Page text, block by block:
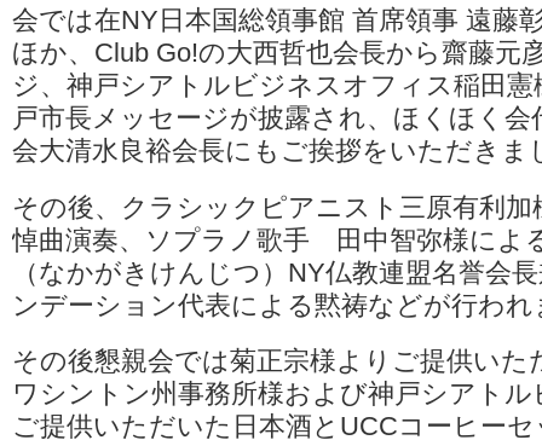
会
CLUB
GO！
「阪
神
淡
路
大
災
29
年」
追
悼
と
懇
会
告
は
会では在NY日本国総領事館 首席領事 遠藤
ほか、Club Go!の大西哲也会長から齋藤元
ジ、神戸シアトルビジネスオフィス稲田
戸市長メッセージが披露され、ほくほく会
会大清水良裕会長にもご挨拶をいただきま
その後、クラシックピアニスト三原有利
悼曲演奏、ソプラノ歌手 田中智弥様によ
（なかがきけんじつ）NY仏教連盟名誉会
ンデーション代表による黙祷などが行われ
その後懇親会では菊正宗様よりご提供いた
ワシントン州事務所様および神戸シアト
ご提供いただいた日本酒とUCCコーヒー